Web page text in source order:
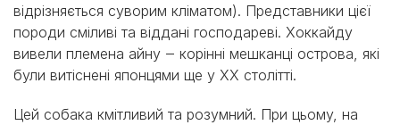
відрізняється суворим кліматом). Представники цієї
породи сміливі та віддані господареві. Хоккайду
вивели племена айну ‒ корінні мешканці острова, які
були витіснені японцями ще у XX столітті.
Цей собака кмітливий та розумний. При цьому, на